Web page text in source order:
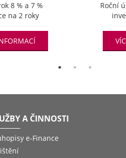
8 % a 7 %
na 2 roky
Roční
A ČINNOSTI
e-Finance